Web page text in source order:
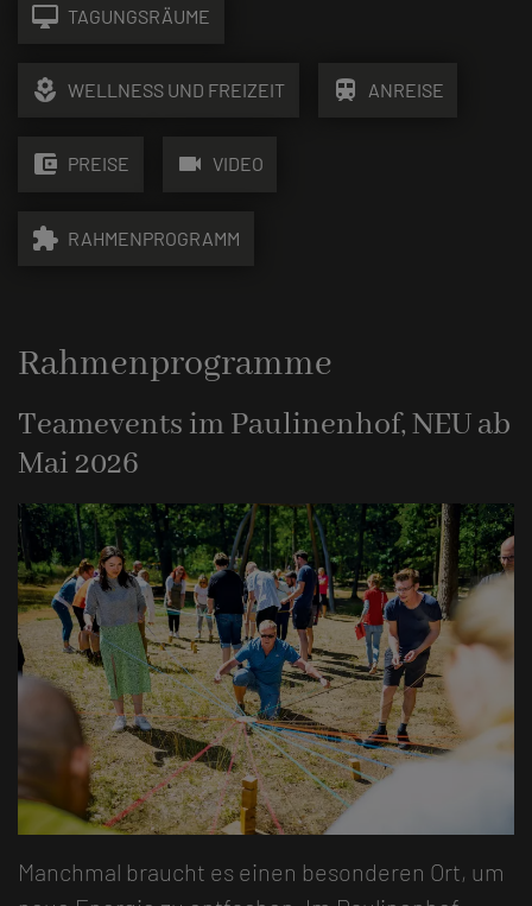
desktop_mac TAGUNGSRÄUME
local_florist WELLNESS UND FREIZEIT train ANREISE
account_balance_wallet PREISE videocam VIDEO
extension RAHMENPROGRAMM
Rahmenprogramme
Teamevents im Paulinenhof, NEU ab
Mai 2026
Manchmal braucht es einen besonderen Ort, um